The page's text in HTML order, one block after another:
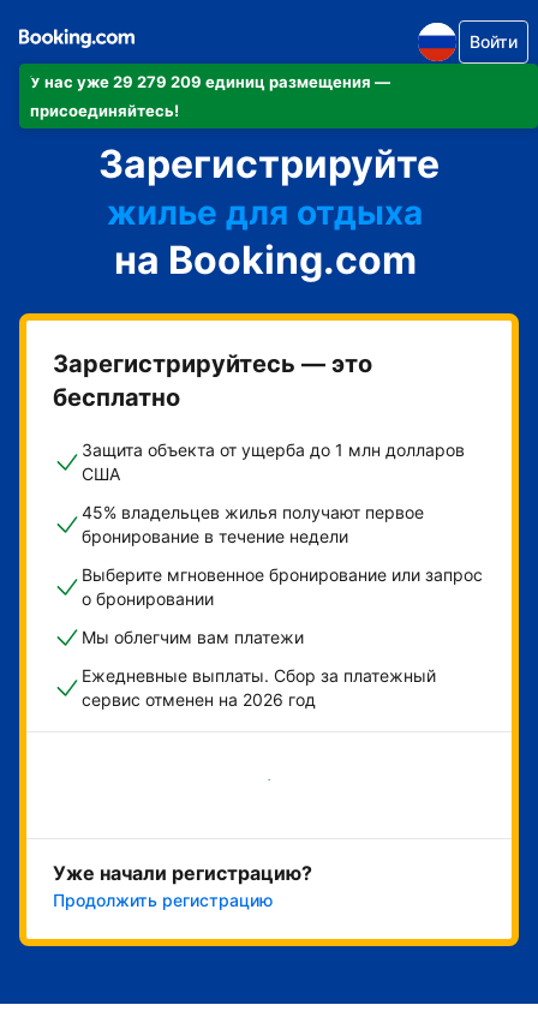
У нас уже 29 279 209 единиц размещения —
присоединяйтесь!
Войти
Зарегистрируйте
апартаменты/квартиру
отель
жилье для отдыха
гостевой дом
мини-отель
на Booking.com
Зарегистрируйтесь — это
бесплатно
Защита объекта от ущерба до 1 млн долларов
США
45% владельцев жилья получают первое
бронирование в течение недели
Выберите мгновенное бронирование или запрос
о бронировании
Мы облегчим вам платежи
Ежедневные выплаты. Сбор за платежный
сервис отменен на 2026 год
Начать
Уже начали регистрацию?
Продолжить регистрацию